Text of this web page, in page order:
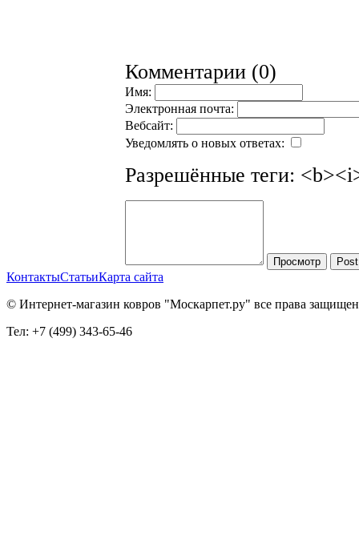
Комментарии (0)
Имя:
Электронная почта:
Вебсайт:
Уведомлять о новых ответах:
Разрешённые теги:
Просмотр Post
КонтактыСтатьиКарта сайта
© Интернет-магазин ковров "Москарпет.ру" все права
Тел: +7 (499) 343-65-46